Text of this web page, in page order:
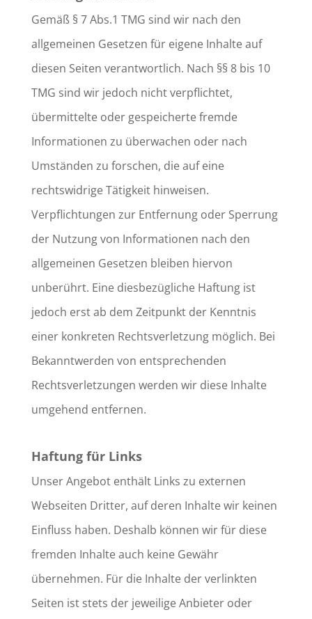
Gemäß § 7 Abs.1 TMG sind wir nach den
allgemeinen Gesetzen für eigene Inhalte auf
diesen Seiten verantwortlich. Nach §§ 8 bis 10
TMG sind wir jedoch nicht verpflichtet,
übermittelte oder gespeicherte fremde
Informationen zu überwachen oder nach
Umständen zu forschen, die auf eine
rechtswidrige Tätigkeit hinweisen.
Verpflichtungen zur Entfernung oder Sperrung
der Nutzung von Informationen nach den
allgemeinen Gesetzen bleiben hiervon
unberührt. Eine diesbezügliche Haftung ist
jedoch erst ab dem Zeitpunkt der Kenntnis
einer konkreten Rechtsverletzung möglich. Bei
Bekanntwerden von entsprechenden
Rechtsverletzungen werden wir diese Inhalte
umgehend entfernen.
Haftung für Links
Unser Angebot enthält Links zu externen
Webseiten Dritter, auf deren Inhalte wir keinen
Einfluss haben. Deshalb können wir für diese
fremden Inhalte auch keine Gewähr
übernehmen. Für die Inhalte der verlinkten
Seiten ist stets der jeweilige Anbieter oder